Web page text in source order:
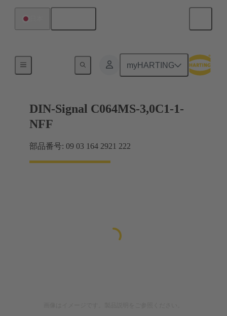
myHARTING
マザーボード ツー ドーターカード接続
DIN-Signal C064MS-3,0C1-1-
NFF
部品番号: 09 03 164 2921 222